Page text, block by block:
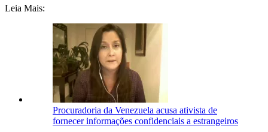
Leia Mais:
Procuradoria da Venezuela acusa ativista de
fornecer informações confidenciais a estrangeiros